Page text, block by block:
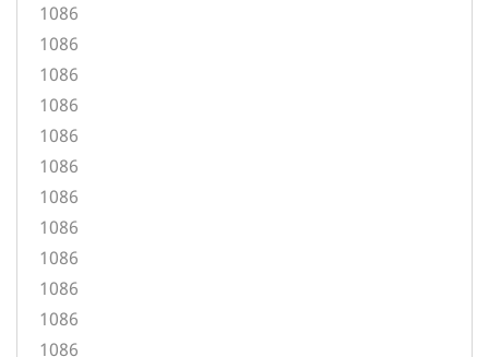
1086
1086
1086
1086
1086
1086
1086
1086
1086
1086
1086
1086